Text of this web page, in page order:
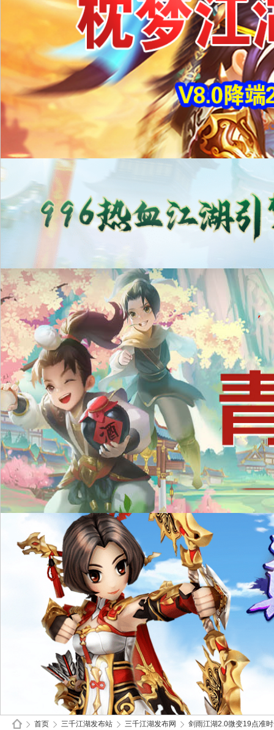
首页 三千江湖发布站 三千江湖发布网 剑雨江湖2.0微变19点准